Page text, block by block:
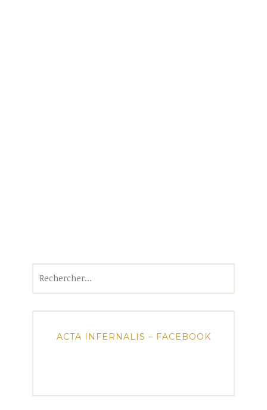
ACTA INFERNALIS – FACEBOOK